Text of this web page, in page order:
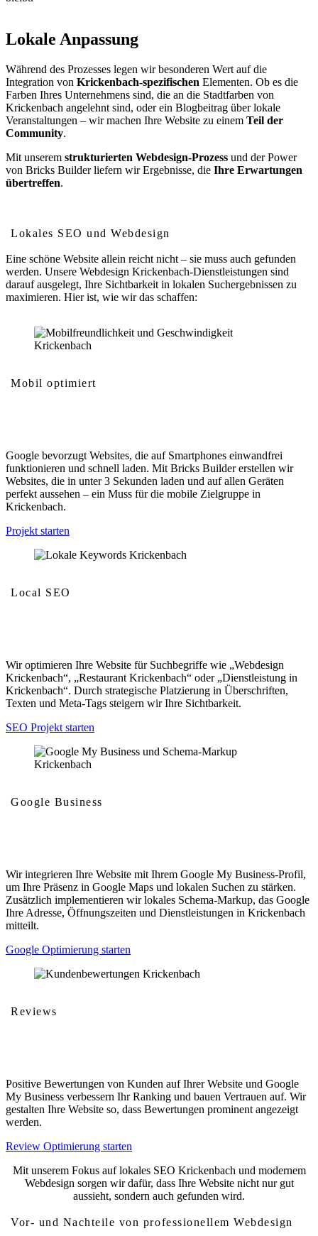
Lokale Anpassung
Während des Prozesses legen wir besonderen Wert auf die
Integration von Krickenbach-spezifischen Elementen. Ob es die
Farben Ihres Unternehmens sind, die an die Stadtfarben von
Krickenbach angelehnt sind, oder ein Blogbeitrag über lokale
Veranstaltungen – wir machen Ihre Website zu einem Teil der
Community.
Mit unserem strukturierten Webdesign-Prozess und der Power
von Bricks Builder liefern wir Ergebnisse, die Ihre Erwartungen
übertreffen.
Lokales SEO und Webdesign
Eine schöne Website allein reicht nicht – sie muss auch gefunden
werden. Unsere Webdesign Krickenbach-Dienstleistungen sind
darauf ausgelegt, Ihre Sichtbarkeit in lokalen Suchergebnissen zu
maximieren. Hier ist, wie wir das schaffen:
Mobil optimiert
Google bevorzugt Websites, die auf Smartphones einwandfrei
funktionieren und schnell laden. Mit Bricks Builder erstellen wir
Websites, die in unter 3 Sekunden laden und auf allen Geräten
perfekt aussehen – ein Muss für die mobile Zielgruppe in
Krickenbach.
Projekt starten
Local SEO
Wir optimieren Ihre Website für Suchbegriffe wie „Webdesign
Krickenbach“, „Restaurant Krickenbach“ oder „Dienstleistung in
Krickenbach“. Durch strategische Platzierung in Überschriften,
Texten und Meta-Tags steigern wir Ihre Sichtbarkeit.
SEO Projekt starten
Google Business
Wir integrieren Ihre Website mit Ihrem Google My Business-Profil,
um Ihre Präsenz in Google Maps und lokalen Suchen zu stärken.
Zusätzlich implementieren wir lokales Schema-Markup, das Google
Ihre Adresse, Öffnungszeiten und Dienstleistungen in Krickenbach
mitteilt.
Google Optimierung starten
Reviews
Positive Bewertungen von Kunden auf Ihrer Website und Google
My Business verbessern Ihr Ranking und bauen Vertrauen auf. Wir
gestalten Ihre Website so, dass Bewertungen prominent angezeigt
werden.
Review Optimierung starten
Mit unserem Fokus auf lokales SEO Krickenbach und modernem
Webdesign sorgen wir dafür, dass Ihre Website nicht nur gut
aussieht, sondern auch gefunden wird.
Vor- und Nachteile von professionellem Webdesign